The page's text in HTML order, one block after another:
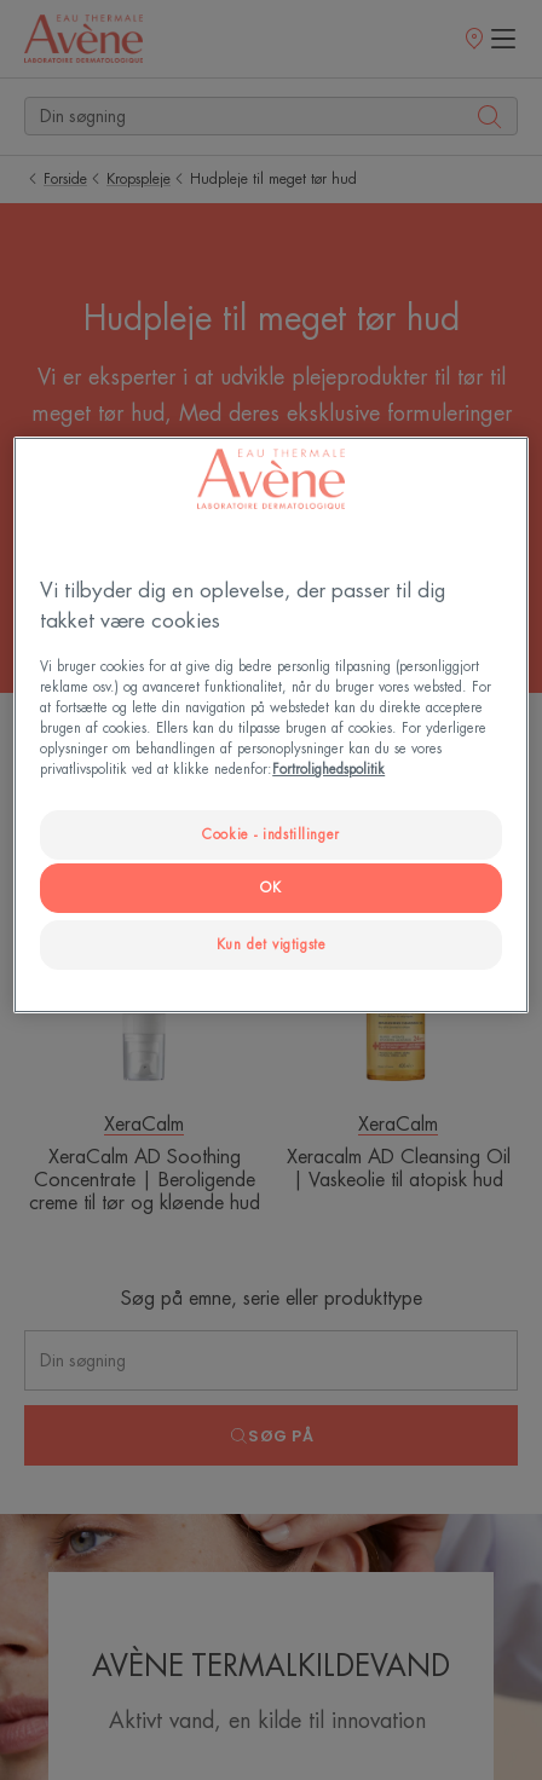
Salgssteder
Forside Kropspleje Hudpleje til meget tør hud
Hudpleje til meget tør hud
Vi er eksperter i at udvikle plejeprodukter til tør til
meget tør hud, Med deres eksklusive formuleringer
og nærende konsistenser hjælper de med at
genopbygge hudbarrieren og forny hudens lipider.
FILTRER PRODUKTER
2 resultater "Hudpleje til meget tør hud"
Concentrate
Beroligende
til
og
kløende
hud
XeraCalm
XeraCalm AD Soothing
Concentrate | Beroligende
creme til tør og kløende hud
Vaskeolie
til
atopisk
XeraCalm
Xeracalm AD Cleansing Oil
| Vaskeolie til atopisk hud
Søg på emne, serie eller produkttype
SØG PÅ
AVÈNE TERMALKILDEVAND
Aktivt vand, en kilde til innovation
Vi tilbyder dig en oplevelse, der passer til dig
takket være cookies
Vi bruger cookies for at give dig bedre personlig tilpasning (personliggjort
reklame osv.) og avanceret funktionalitet, når du bruger vores websted. For
at fortsætte og lette din navigation på webstedet kan du direkte acceptere
brugen af cookies. Ellers kan du tilpasse brugen af cookies. For yderligere
oplysninger om behandlingen af personoplysninger kan du se vores
privatlivspolitik ved at klikke nedenfor: Fortrolighedspolitik
Cookie - indstillinger
Kun det vigtigste
OK